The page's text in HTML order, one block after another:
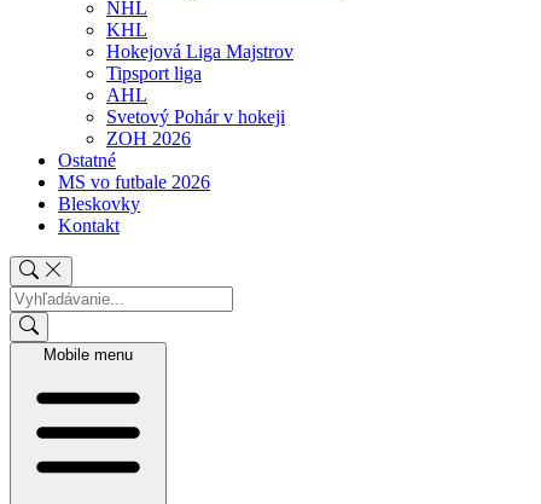
NHL
KHL
Hokejová Liga Majstrov
Tipsport liga
AHL
Svetový Pohár v hokeji
ZOH 2026
Ostatné
MS vo futbale 2026
Bleskovky
Kontakt
Mobile menu